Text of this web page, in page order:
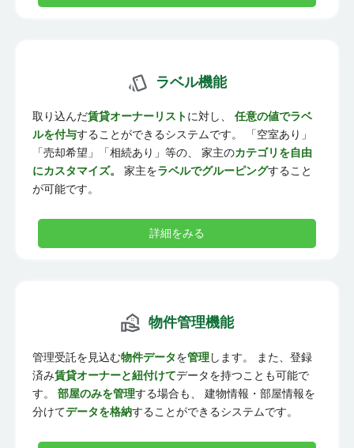
ラベル機能
取り込んだ賃貸オーナーリストに対し、 任意の値でラベ
ルを付与することができるシステムです。 「空室あり」
「売却希望」「相続あり」等の、 家主のカテゴリを自由
にカスタマイズ。
家主をラベルでグルーピングすること
が可能です。
詳細をみる
物件管理機能
管理受託を見込む物件データを管理します。 また、登録
済み賃貸オーナーと紐付けてデータを持つことも可能で
す。 部屋のみを管理する場合も、 建物情報・部屋情報を
分けてデータを格納することができるシステムです。